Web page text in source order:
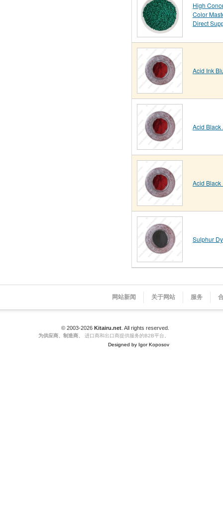
High
Color
Direct
Acid Ink
Acid Black
Acid Black
Sulphur
网站新闻 关于网站 服务
© 2003-2026 Kitairu.net . All rights reserved.
为供应商、制造商、
进口商和出口商提供服务的B2B平台。
Designed by Igor Koposov